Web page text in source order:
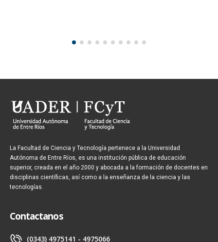
La Facultad de Ciencia y Tecnología pertenece a la Universidad
Autónoma de Entre Ríos, es una institución pública de educación
superior, creada en el año 2000 y abocada a la formación de docentes en
disciplinas científicas, así como a la enseñanza de la ciencia y las
tecnologías.
Contactanos
(0343) 4975141 - 4975066